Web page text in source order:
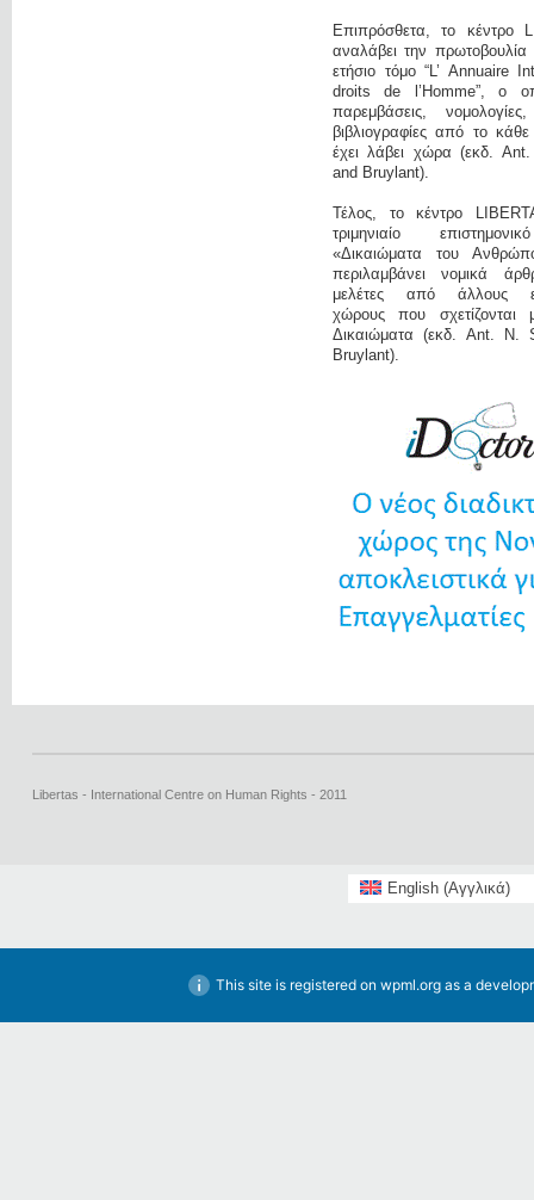
Επιπρόσθετα, το κέντρο
αναλάβει την πρωτοβουλία
ετήσιο τόμο “L’ Annuaire
droits de l’Homme”, ο
παρεμβάσεις,
βιβλιογραφίες από το
έχει λάβει χώρα (εκδ.
and Bruylant).
Τέλος, το κέντρο
τριμηνιαίο
«Δικαιώματα του
περιλαμβάνει νομικά
μελέτες από άλλους
χώρους που σχετίζονται
Δικαιώματα (εκδ. Ant. N.
Bruylant).
Libertas - International Centre on Human Rights - 2011
English(Αγγλικά)
This site is registered on wpml.orgas a